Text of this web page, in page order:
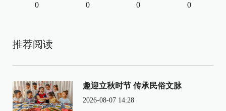
0 0 0 0
推荐阅读
趣迎立秋时节 传承民俗文脉
2026-08-07 14:28